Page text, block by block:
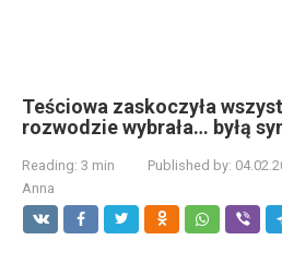
Teściowa zaskoczyła
rozwodzie wybrała… byłą
Reading: 3 min Published by:
Anna